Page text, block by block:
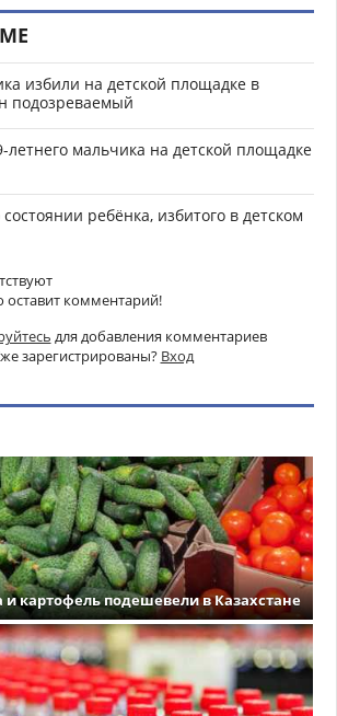
избили на детской площадке в
подозреваемый
мальчика на детской площадке
ребёнка, избитого в детском
оставит комментарий!
для добавления комментариев
зарегистрированы? Вход
и картофель подешевели в Казахстане